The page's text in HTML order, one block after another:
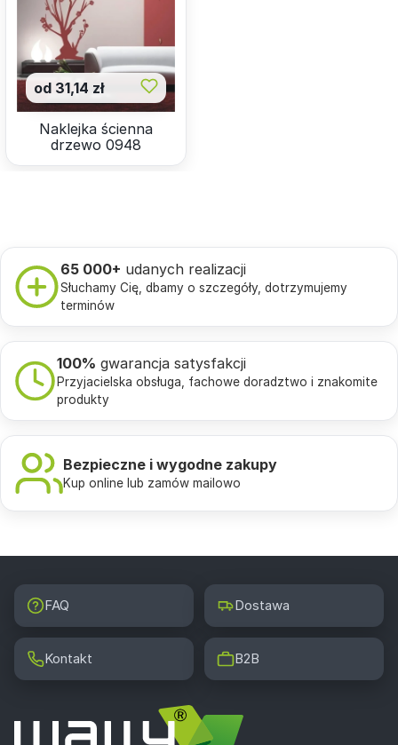
od 31,14 zł
Naklejka ścienna
drzewo 0948
65 000+ udanych realizacji
Słuchamy Cię, dbamy o szczegóły, dotrzymujemy
terminów
100% gwarancja satysfakcji
Przyjacielska obsługa, fachowe doradztwo i znakomite
produkty
Bezpieczne i wygodne zakupy
Kup online lub zamów mailowo
FAQ Dostawa
Kontakt B2B